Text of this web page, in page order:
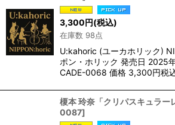
3,300円(税込)
在庫数 98点
U:kahoric (ユーカホリック)
ポン・ホリック 発売日 2025
CADE-0068 価格 3,300円税
榎本 玲奈「クリパスキュラー
0087]